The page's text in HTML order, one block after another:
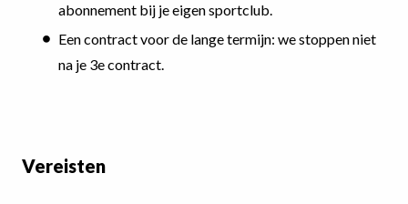
abonnement bij je eigen sportclub.
Een contract voor de lange termijn: we stoppen niet
na je 3e contract.
Vereisten